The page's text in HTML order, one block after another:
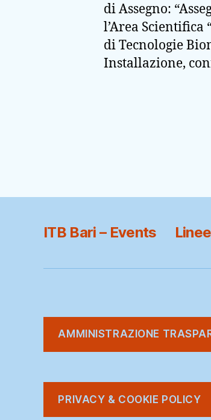
di Assegno:
l’Area Scientifica
di Tecnologie
Installazione,
ITB Bari – Events
AMMINISTRAZIONE
PRIVACY & COOKIE POLICY